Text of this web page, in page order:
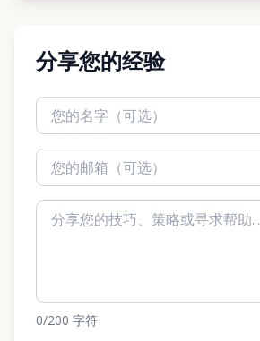
分享您的经验
0/200 字符